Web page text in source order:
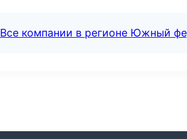
Все компании в регионе Южный